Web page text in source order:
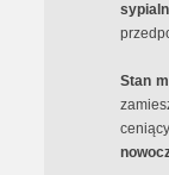
Stan